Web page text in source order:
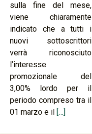
sulla fine del mese,
viene chiaramente
indicato che a tutti i
nuovi sottoscrittori
verrà riconosciuto
l’interesse
promozionale del
3,00% lordo per il
periodo compreso tra il
01 marzo e il […]